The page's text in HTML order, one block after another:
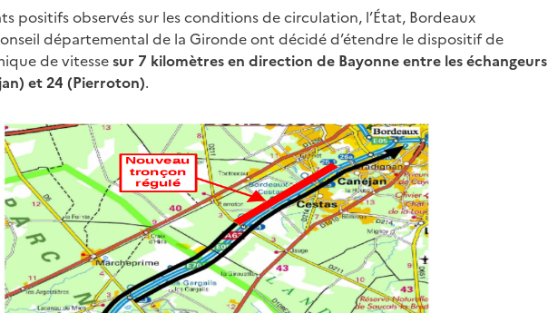
positifs observés sur les conditions de circulation, l’État, Bordeaux
départemental de la Gironde ont décidé d’étendre le dispositif de
de vitessesur 7 kilomètres en direction de Bayonne entre les échangeurs
et 24 (Pierroton).